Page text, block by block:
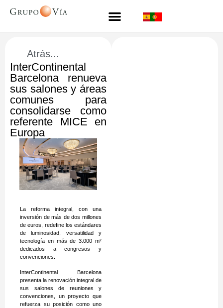
Atrás...
InterContinental
Barcelona renueva
sus salones y áreas
comunes para
consolidarse como
referente MICE en
Europa
La reforma integral, con una
inversión de más de dos millones
de euros, redefine los estándares
de luminosidad, versatilidad y
tecnología en más de 3.000 m²
dedicados a congresos y
convenciones.
InterContinental Barcelona
presenta la renovación integral de
sus salones de reuniones y
convenciones, un proyecto que
refuerza su posición como uno